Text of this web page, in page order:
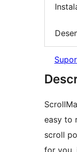
easy to
scroll